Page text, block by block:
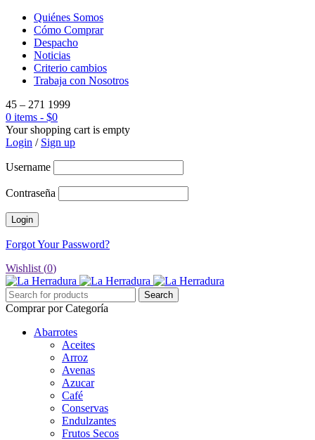
Quiénes Somos
Cómo Comprar
Despacho
Noticias
Criterio cambios
Trabaja con Nosotros
45 – 271 1999
0 items - $0
Your shopping cart is empty
Login / Sign up
Username
Contraseña
Forgot Your Password?
Wishlist (0)
Comprar por Categoría
Abarrotes
Aceites
Arroz
Avenas
Azucar
Café
Conservas
Endulzantes
Frutos Secos